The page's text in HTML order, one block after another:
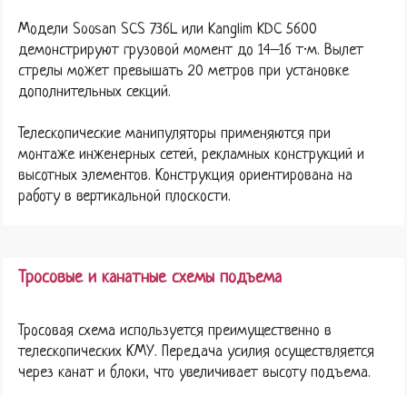
Модели Soosan SCS 736L или Kanglim KDC 5600
демонстрируют грузовой момент до 14–16 т·м. Вылет
стрелы может превышать 20 метров при установке
дополнительных секций.
Телескопические манипуляторы применяются при
монтаже инженерных сетей, рекламных конструкций и
высотных элементов. Конструкция ориентирована на
работу в вертикальной плоскости.
Тросовые и канатные схемы подъема
Тросовая схема используется преимущественно в
телескопических КМУ. Передача усилия осуществляется
через канат и блоки, что увеличивает высоту подъема.